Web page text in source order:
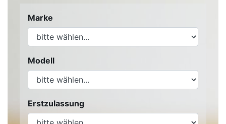
Marke
Modell
Erstzulassung